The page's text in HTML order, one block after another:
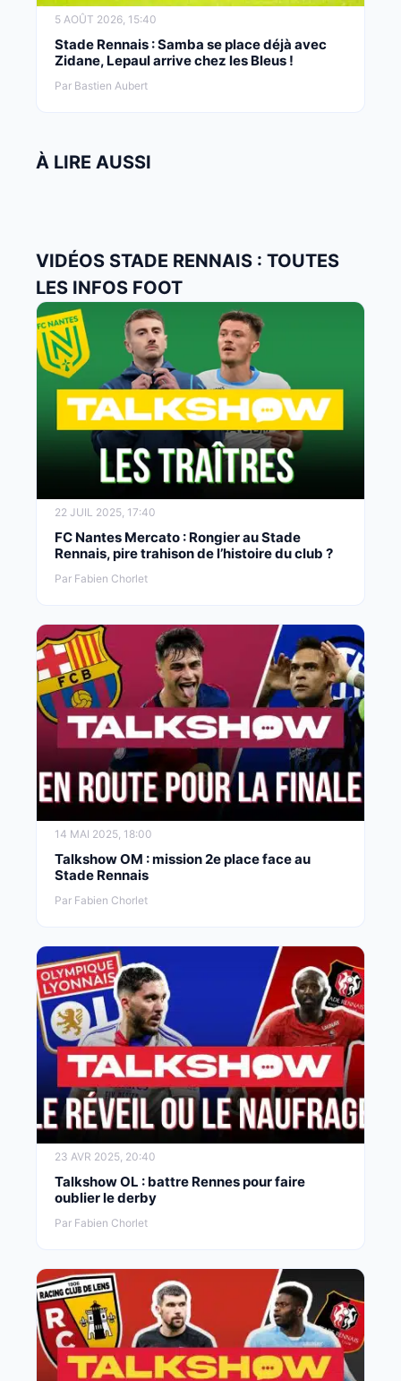
5 AOÛT 2026, 15:40
Stade Rennais : Samba se place déjà avec
Zidane, Lepaul arrive chez les Bleus !
Par Bastien Aubert
À LIRE AUSSI
VIDÉOS STADE RENNAIS : TOUTES
LES INFOS FOOT
22 JUIL 2025, 17:40
FC Nantes Mercato : Rongier au Stade
Rennais, pire trahison de l’histoire du club ?
Par Fabien Chorlet
14 MAI 2025, 18:00
Talkshow OM : mission 2e place face au
Stade Rennais
Par Fabien Chorlet
23 AVR 2025, 20:40
Talkshow OL : battre Rennes pour faire
oublier le derby
Par Fabien Chorlet